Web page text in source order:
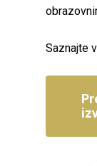
Saznajte